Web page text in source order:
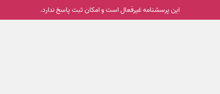
این پرسشنامه غیر‌فعال است و امکان ثبت پاسخ ندارد.